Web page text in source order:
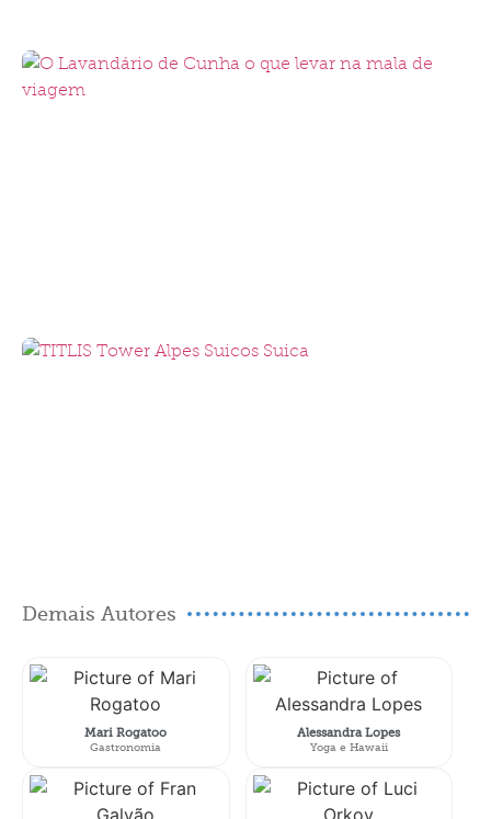
Demais Autores
Mari Rogatoo
Gastronomia
Alessandra Lopes
Yoga e Hawaii